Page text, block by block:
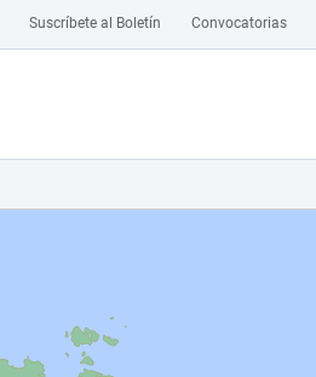
Suscríbete al Boletín Convocatorias